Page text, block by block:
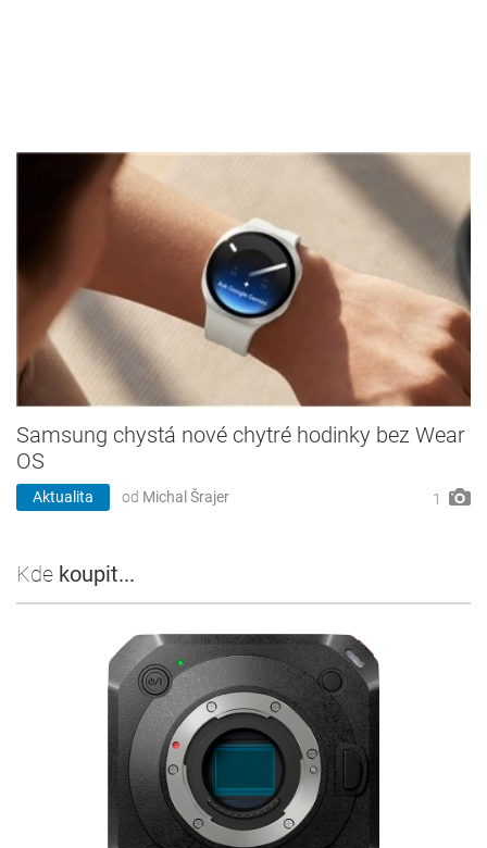
Samsung chystá nové chytré hodinky bez Wear
OS
Aktualita od Michal Šrajer 1
Kde koupit...